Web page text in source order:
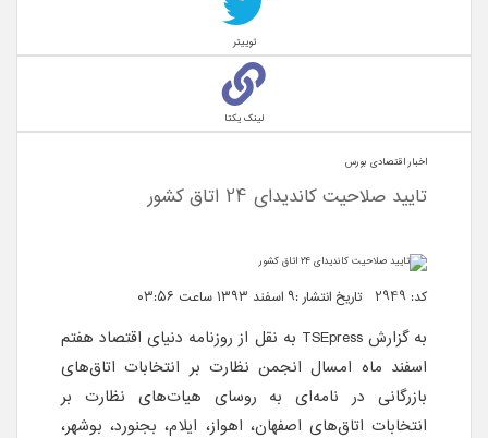
توییتر
لینک یکتا
اخبار اقتصادی بورس
تایید صلاحیت کاندیدای 24 اتاق کشور
کد: 2949 تاریخ انتشار :۹ اسفند ۱۳۹۳ ساعت ۰۳:۵۶
به گزارشTSEpress به نقل از روزنامه دنیای اقتصاد هفتم
اسفند ماه امسال انجمن نظارت بر انتخابات اتاق‌های
بازرگانی در نامه‌ای به روسای هیات‌های نظارت بر
انتخابات اتاق‌های اصفهان، اهواز، ایلام، بجنورد، بوشهر،